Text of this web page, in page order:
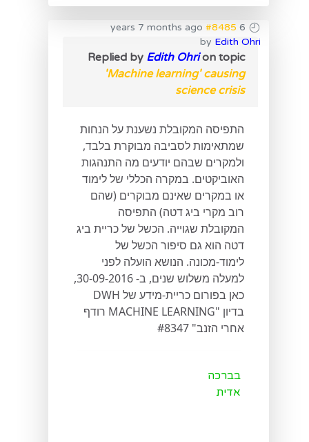
6 years 7 months ago
#8485
by Edith Ohri
Replied by Edith Ohrion topic
'Machine learning' causing
science crisis
התפיסה המקובלת נשענת על הנחות
שמתאימות לסביבה מבוקרת בלבד,
ולמקרים שבהם יודעים מה התנהגות
האוביקטים. במקרה הכללי של לימוד
או במקרים שאינם מבוקרים (שהם
רוב מקרי ביג דטה) התפיסה
המקובלת שגוייה. הכשל של כריית ביג
דטה הוא גם סיפור הכשל של
לימוד-מכונה. הנושא הועלה לפני
למעלה משלוש שנים, ב- 30-09-2016,
כאן בפורום כריית-מידע של DWH
בדיון "MACHINE LEARNING רודף
אחרי הזנב" #8347
בברכה
אדית